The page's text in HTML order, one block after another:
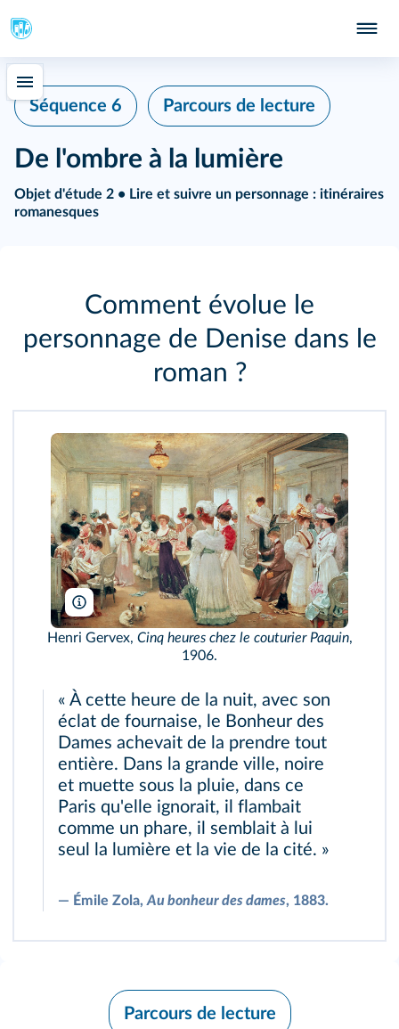
Séquence 6 Parcours de lecture
De l'ombre à la lumière
Objet d'étude 2 • Lire et suivre un personnage : itinéraires
romanesques
Comment évolue le
personnage de Denise dans le
roman ?
Bridgeman
Henri Gervex, Cinq heures chez le couturier Paquin,
1906.
« À cette heure de la nuit, avec son
éclat de fournaise, le Bonheur des
Dames achevait de la prendre tout
entière. Dans la grande ville, noire
et muette sous la pluie, dans ce
Paris qu'elle ignorait, il flambait
comme un phare, il semblait à lui
seul la lumière et la vie de la cité. »
― Émile Zola, Au bonheur des dames, 1883.
Parcours de lecture